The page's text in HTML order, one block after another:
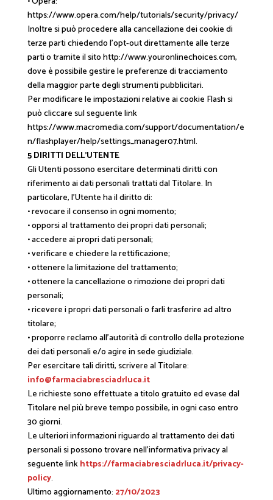
https://www.opera.com/help/tutorials/security/privacy/
Inoltre si può procedere alla cancellazione dei cookie di
terze parti chiedendo l’opt-out direttamente alle terze
parti o tramite il sito http://www.youronlinechoices.com,
dove è possibile gestire le preferenze di tracciamento
della maggior parte degli strumenti pubblicitari.
Per modificare le impostazioni relative ai cookie Flash si
può cliccare sul seguente link
https://www.macromedia.com/support/documentation/e
n/flashplayer/help/settings_manager07.html.
5 DIRITTI DELL’UTENTE
Gli Utenti possono esercitare determinati diritti con
riferimento ai dati personali trattati dal Titolare. In
particolare, l’Utente ha il diritto di:
• revocare il consenso in ogni momento;
• opporsi al trattamento dei propri dati personali;
• accedere ai propri dati personali;
• verificare e chiedere la rettificazione;
• ottenere la limitazione del trattamento;
• ottenere la cancellazione o rimozione dei propri dati
personali;
• ricevere i propri dati personali o farli trasferire ad altro
titolare;
• proporre reclamo all’autorità di controllo della protezione
dei dati personali e/o agire in sede giudiziale.
Per esercitare tali diritti, scrivere al Titolare:
info@farmaciabresciadrluca.it
Le richieste sono effettuate a titolo gratuito ed evase dal
Titolare nel più breve tempo possibile, in ogni caso entro
30 giorni.
Le ulteriori informazioni riguardo al trattamento dei dati
personali si possono trovare nell’informativa privacy al
seguente linkhttps://farmaciabresciadrluca.it/privacy-
policy.
Ultimo aggiornamento: 27/10/2023